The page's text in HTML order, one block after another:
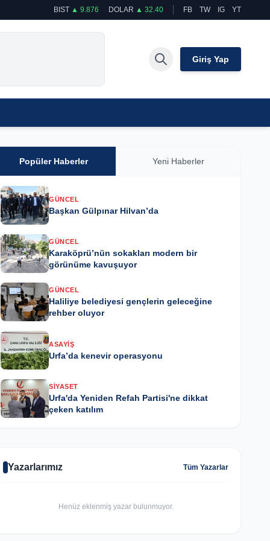
BIST ▲ 9.876 DOLAR ▲ 32.40 FB TW IG YT
Giriş Yap
Popüler Haberler Yeni Haberler
GÜNCEL
Başkan Gülpınar Hilvan’da
GÜNCEL
Karaköprü’nün sokakları modern bir
görünüme kavuşuyor
GÜNCEL
Haliliye belediyesi gençlerin geleceğine
rehber oluyor
ASAYIŞ
Urfa’da kenevir operasyonu
SIYASET
Urfa'da Yeniden Refah Partisi'ne dikkat
çeken katılım
Yazarlarımız Tüm Yazarlar
Henüz eklenmiş yazar bulunmuyor.